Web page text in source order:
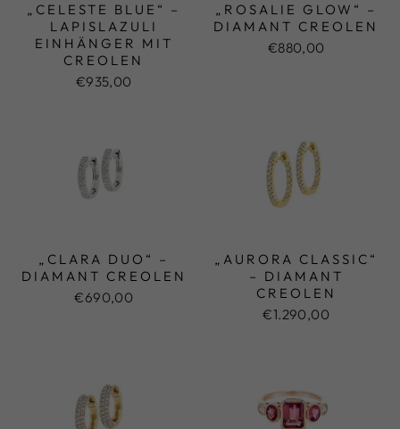
„CELESTE BLUE“ –
LAPISLAZULI
EINHÄNGER MIT
CREOLEN
€935,00
„ROSALIE GLOW“ –
DIAMANT CREOLEN
€880,00
„CLARA DUO“ –
DIAMANT CREOLEN
€690,00
„AURORA CLASSIC“
– DIAMANT
CREOLEN
€1.290,00